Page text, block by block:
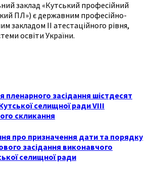
заклад «Кутський професійний
ПЛ») є державним професійно-
закладом ІІ атестаційного рівня,
освіти України.
пленарного засідання шістдесят
селищної ради VIII
скликання
про призначення дати та порядку
засідання виконавчого
селищної ради